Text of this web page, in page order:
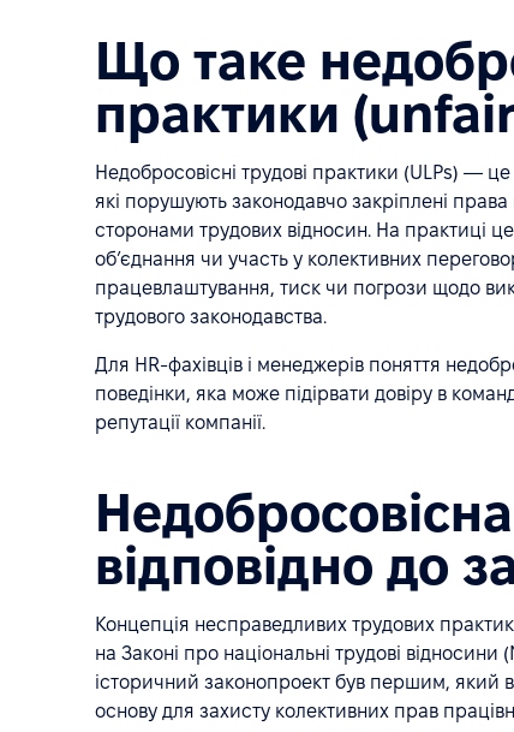
Що таке
практики
Недобросовісні трудові практики (ULPs) — це
які порушують законодавчо закріплені
сторонами трудових відносин. На практиці
об’єднання чи участь у колективних
працевлаштування, тиск чи погрози щодо
трудового законодавства.
Для HR-фахівців і менеджерів поняття
поведінки, яка може підірвати довіру в
репутації компанії.
відповідно до
Концепція несправедливих трудових
на Законі про національні трудові
історичний законопроект був першим, який
основу для захисту колективних прав